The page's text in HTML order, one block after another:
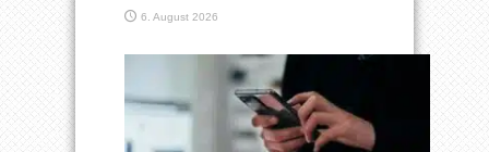
6. August 2026